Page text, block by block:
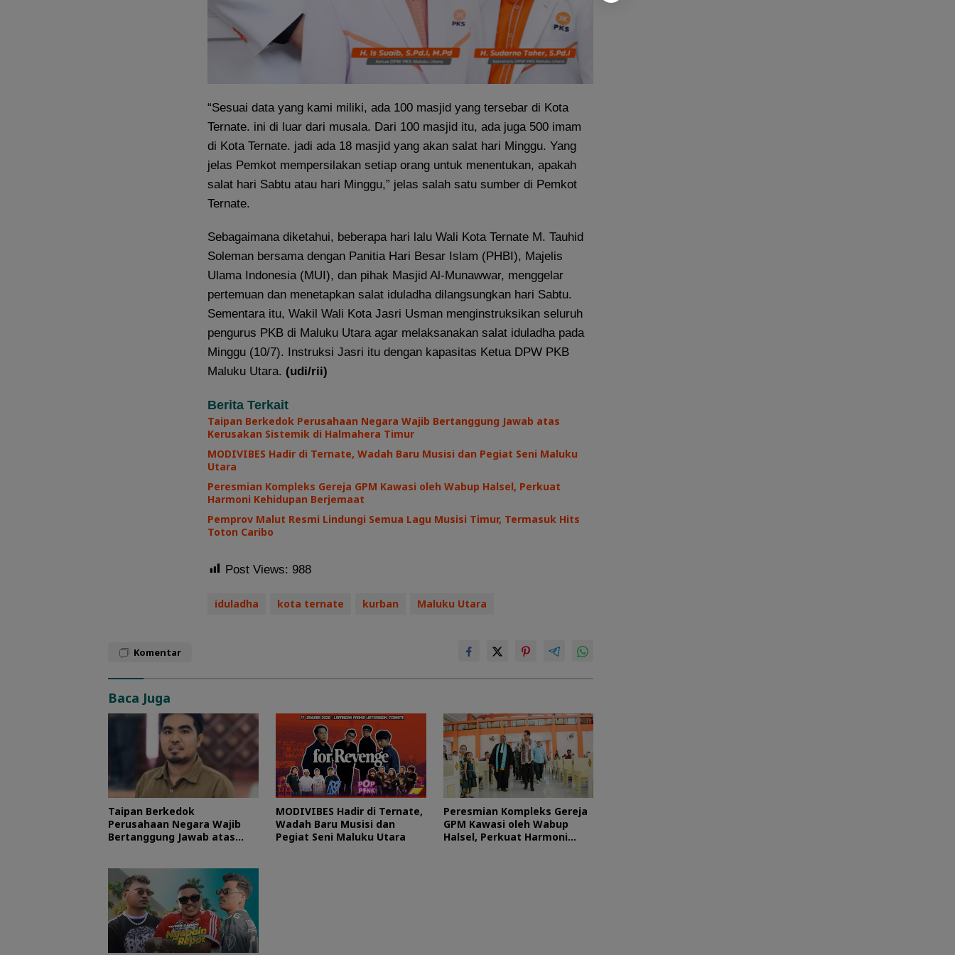
“Sesuai data yang kami miliki, ada 100 masjid yang tersebar di Kota
Ternate. ini di luar dari musala. Dari 100 masjid itu, ada juga 500 imam
di Kota Ternate. jadi ada 18 masjid yang akan salat hari Minggu. Yang
jelas Pemkot mempersilakan setiap orang untuk menentukan, apakah
salat hari Sabtu atau hari Minggu,” jelas salah satu sumber di Pemkot
Ternate.
Sebagaimana diketahui, beberapa hari lalu Wali Kota Ternate M. Tauhid
Soleman bersama dengan Panitia Hari Besar Islam (PHBI), Majelis
Ulama Indonesia (MUI), dan pihak Masjid Al-Munawwar, menggelar
pertemuan dan menetapkan salat iduladha dilangsungkan hari Sabtu.
Sementara itu, Wakil Wali Kota Jasri Usman menginstruksikan seluruh
pengurus PKB di Maluku Utara agar melaksanakan salat iduladha pada
Minggu (10/7). Instruksi Jasri itu dengan kapasitas Ketua DPW PKB
Maluku Utara. (udi/rii)
Berita Terkait
Taipan Berkedok Perusahaan Negara Wajib Bertanggung Jawab atas
Kerusakan Sistemik di Halmahera Timur
MODIVIBES Hadir di Ternate, Wadah Baru Musisi dan Pegiat Seni Maluku
Utara
Peresmian Kompleks Gereja GPM Kawasi oleh Wabup Halsel, Perkuat
Harmoni Kehidupan Berjemaat
Pemprov Malut Resmi Lindungi Semua Lagu Musisi Timur, Termasuk Hits
Toton Caribo
Post Views: 988
iduladha kota ternate kurban Maluku Utara
Komentar
Baca Juga
Taipan Berkedok
Perusahaan Negara Wajib
Bertanggung Jawab atas
MODIVIBES Hadir di Ternate,
Wadah Baru Musisi dan
Pegiat Seni Maluku Utara
Peresmian Kompleks Gereja
GPM Kawasi oleh Wabup
Halsel, Perkuat Harmoni